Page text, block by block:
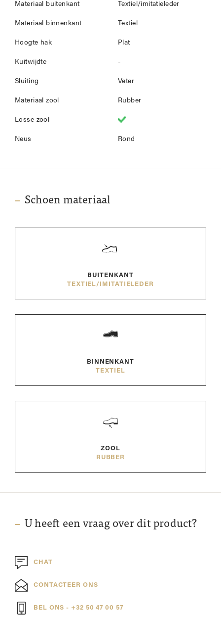
Materiaal buitenkant Textiel/imitatieleder
Materiaal binnenkant Textiel
Hoogte hak Plat
Kuitwijdte -
Sluiting Veter
Materiaal zool Rubber
Losse zool
Neus Rond
Schoen materiaal
BUITENKANT
TEXTIEL/IMITATIELEDER
BINNENKANT
TEXTIEL
ZOOL
RUBBER
U heeft een vraag over dit product?
CHAT
CONTACTEER ONS
BEL ONS - +32 50 47 00 57